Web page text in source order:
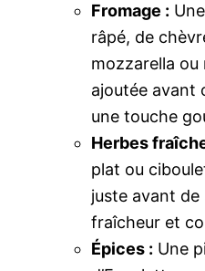
Fromage :
râpé, de
mozzarella
ajoutée avant
une touche
Herbes
plat ou
juste avant
fraîcheur et
Épices : Une